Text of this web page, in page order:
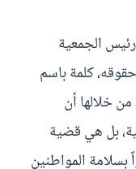
الجمعية
كلمة باسم
خلالها أن
بل هي قضية
المواطنين